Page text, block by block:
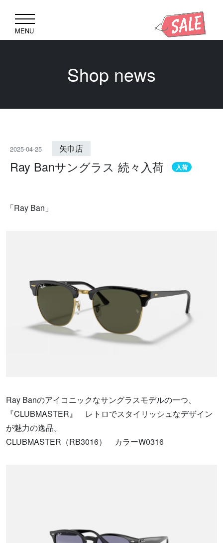
MENU
Shop news
2025-04-25 矢巾店
Ray Banサングラス 続々入荷 入荷
「Ray Ban」
Ray Banのアイコニックなサングラスモデルの一つ、
『CLUBMASTER』 レトロでスタイリッシュなデザイン
が魅力の逸品。
CLUBMASTER（RB3016） カラーW0316